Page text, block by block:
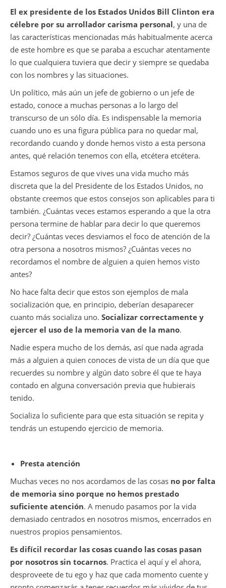
El ex presidente de los Estados Unidos Bill Clinton era
célebre por su arrollador carisma personal, y una de
las características mencionadas más habitualmente acerca
de este hombre es que se paraba a escuchar atentamente
lo que cualquiera tuviera que decir y siempre se quedaba
con los nombres y las situaciones.
Un político, más aún un jefe de gobierno o un jefe de
estado, conoce a muchas personas a lo largo del
transcurso de un sólo día. Es indispensable la memoria
cuando uno es una figura pública para no quedar mal,
recordando cuando y donde hemos visto a esta persona
antes, qué relación tenemos con ella, etcétera etcétera.
Estamos seguros de que vives una vida mucho más
discreta que la del Presidente de los Estados Unidos, no
obstante creemos que estos consejos son aplicables para ti
también. ¿Cuántas veces estamos esperando a que la otra
persona termine de hablar para decir lo que queremos
decir? ¿Cuántas veces desviamos el foco de atención de la
otra persona a nosotros mismos? ¿Cuántas veces no
recordamos el nombre de alguien a quien hemos visto
antes?
No hace falta decir que estos son ejemplos de mala
socialización que, en principio, deberían desaparecer
cuanto más socializa uno. Socializar correctamente y
ejercer el uso de la memoria van de la mano.
Nadie espera mucho de los demás, así que nada agrada
más a alguien a quien conoces de vista de un día que que
recuerdes su nombre y algún dato sobre él que te haya
contado en alguna conversación previa que hubierais
tenido.
Socializa lo suficiente para que esta situación se repita y
tendrás un estupendo ejercicio de memoria.
Presta atención
Muchas veces no nos acordamos de las cosas no por falta
de memoria sino porque no hemos prestado
suficiente atención. A menudo pasamos por la vida
demasiado centrados en nosotros mismos, encerrados en
nuestros propios pensamientos.
Es difícil recordar las cosas cuando las cosas pasan
por nosotros sin tocarnos. Practica el aquí y el ahora,
desproveete de tu ego y haz que cada momento cuente y